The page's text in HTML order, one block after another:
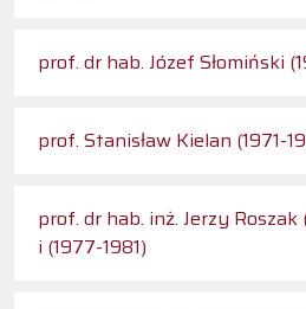
prof. dr hab. Józef Słomiński
prof. Stanisław Kielan (1971-
prof. dr hab. inż. Jerzy Roszak
i (1977-1981)